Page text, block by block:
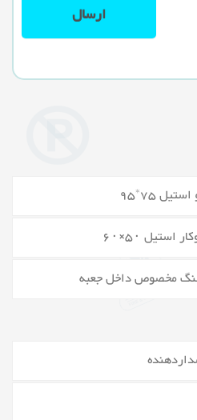
75*95
۵۰×۶۰
مخصوص داخل جعبه